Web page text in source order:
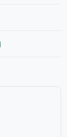
TP-LINK
cấp vấn đề
bị hư hại do
hành sản